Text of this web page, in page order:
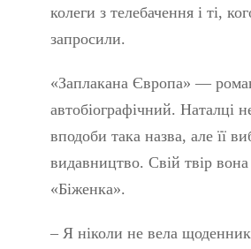
колеги з телебачення і ті,
запросили.
«Заплакана Європа» —
автобіографічний. Наталці
вподоби така назва, але її
видавництво. Свій твір вона
«Біженка».
– Я ніколи не вела